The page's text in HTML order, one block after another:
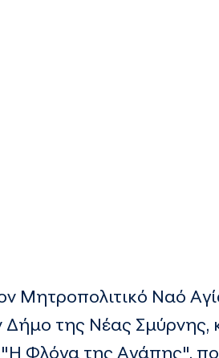
Μητροπολιτικό Ναό
Δήμο της Νέας
Φλόγα της Αγάπης",